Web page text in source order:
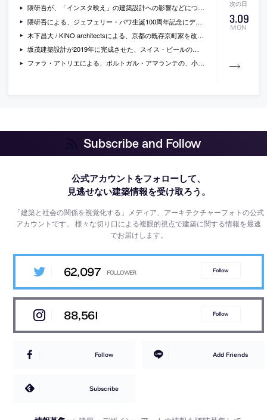
3.09
MON
隈研吾が、「インスタ映え」の建築設計への影響などについて語っているインタビュー「21世紀は“インスタ映え”建築 隈研吾が“求められる建築”を語る」
隈研吾による、ジェフェリー・バワ生誕100周年記念にデザインされた、スリランカのパヴィリオン「KITHUL-AMI」の写真
木下昌大 / KINO architectsによる、京都の既存京町家を改修した宿泊施設「京町家旅館 すみ蛍」の写真
坂茂建築設計が2019年に完成させた、スイス・ビールの「オメガ・スウォッチ本社 （スウォッチ本社／Cité du Temps／オメガファクトリー）」の新しい写真
ファラ・アトリエによる、ポルトガル・アマランテの、小さな住宅の増築と改修の写真
Subscribe and Follow
公式アカウントをフォローして、
見逃せない建築情報を受け取ろう。
「建築と社会の関係を視覚化する」メディア、アーキテクチャーフォトの公式
アカウントです。様々な切り口による複眼的視点で建築に関する情報を最速
でお届けします。
62,097 Follow
88,561 Follow
Follow Add Friends
Subscribe